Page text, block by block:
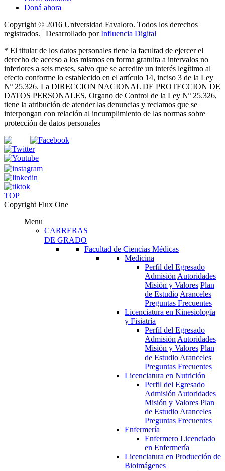
Doná ahora
Copyright © 2016 Universidad Favaloro. Todos los derechos
registrados. | Desarrollado porInfluencia Digital
* El titular de los datos personales tiene la facultad de ejercer el
derecho de acceso a los mismos en forma gratuita a intervalos no
inferiores a seis meses, salvo que se acredite un interés legítimo al
efecto conforme lo establecido en el artículo 14, inciso 3 de la Ley
Nº 25.326. La DIRECCION NACIONAL DE PROTECCION DE
DATOS PERSONALES, Organo de Control de la Ley Nº 25.326,
tiene la atribución de atender las denuncias y reclamos que se
interpongan con relación al incumplimiento de las normas sobre
protección de datos personales
TOP
Copyright Flux One
Menu
CARRERAS
DE GRADO
Facultad de Ciencias Médicas
Medicina
Perfil del Egresado
AdmisiónAutoridades
Misión y Valores Plan
de EstudioAranceles
Preguntas Frecuentes
Licenciatura en Kinesiología
y Fisiatría
Perfil del Egresado
AdmisiónAutoridades
Misión y Valores Plan
de EstudioAranceles
Preguntas Frecuentes
Licenciatura en Nutrición
Perfil del Egresado
AdmisiónAutoridades
Misión y Valores Plan
de EstudioAranceles
Preguntas Frecuentes
Enfermería
Enfermero Licenciado
en Enfermería
Licenciatura en Producción de
Bioimágenes